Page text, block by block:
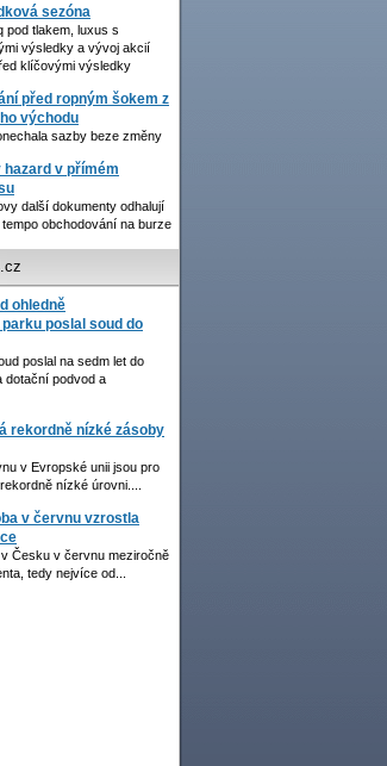
sezóna
pod tlakem, luxus s
výsledky a vývoj akcií
klíčovými výsledky
před ropným šokem z
východu
sazby beze změny
hazard v přímém
další dokumenty odhalují
obchodování na burze
ohledně
poslal soud do
poslal na sedm let do
dotační podvod a
rekordně nízké zásoby
v Evropské unii jsou pro
nízké úrovni....
v červnu vzrostla
Česku v červnu meziročně
tedy nejvíce od...